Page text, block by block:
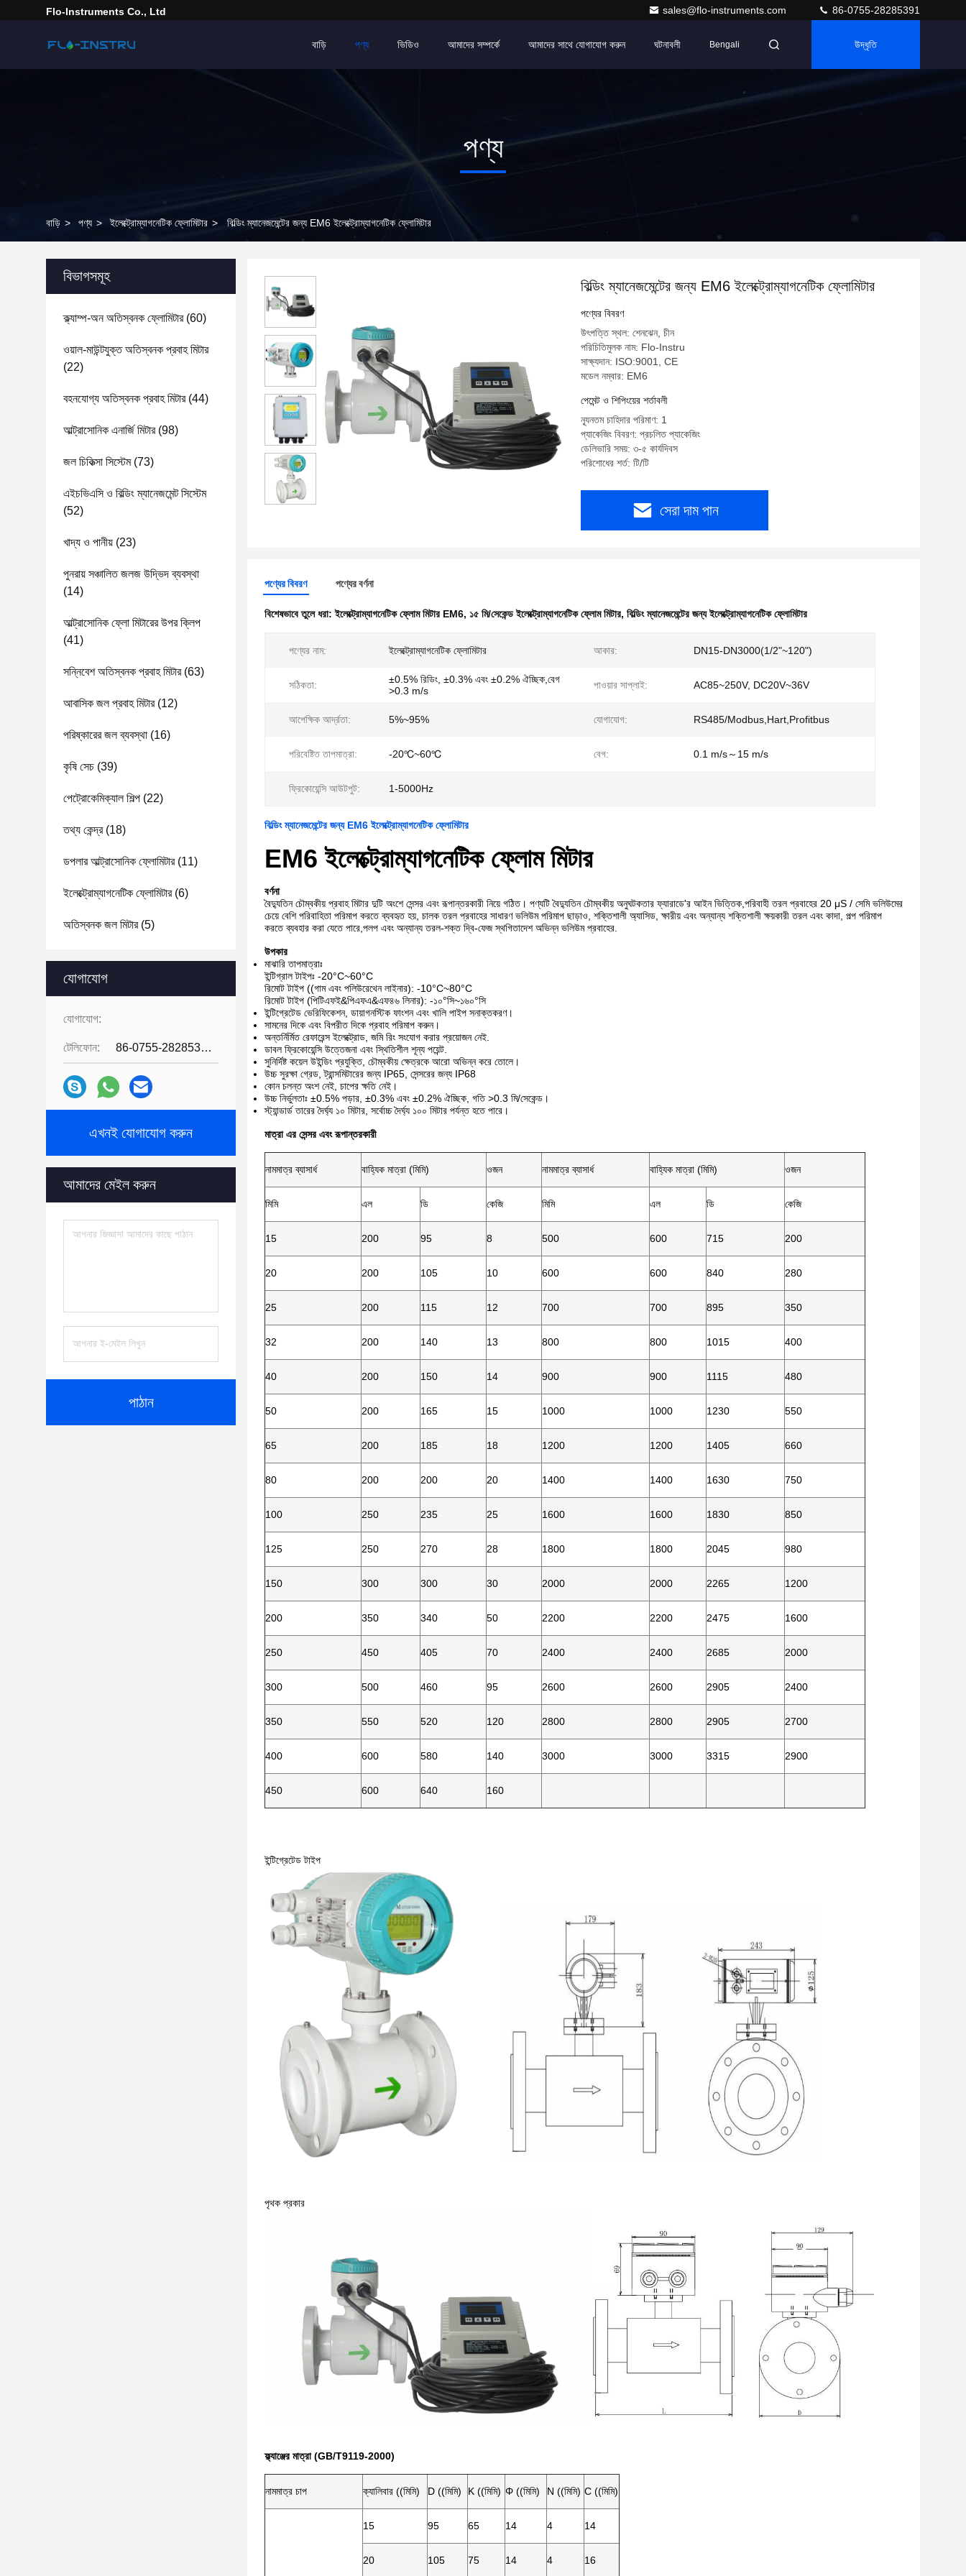
Flo-Instruments Co., Ltd sales@flo-instruments.com 86-0755-28285391
বাড়ি পণ্য ভিডিও আমাদের সম্পর্কে আমাদের সাথে যোগাযোগ করুন ঘটনাবলী Bengali উদ্ধৃতি
পণ্য
বাড়ি > পণ্য > ইলেক্ট্রোম্যাগনেটিক ফ্লোমিটার > বিল্ডিং ম্যানেজমেন্টের জন্য EM6 ইলেক্ট্রোম্যাগনেটিক ফ্লোমিটার
বিভাগসমূহ
ক্ল্যাম্প-অন অতিস্বনক ফ্লোমিটার(60)
ওয়াল-মাউন্টযুক্ত অতিস্বনক প্রবাহ মিটার
(22)
বহনযোগ্য অতিস্বনক প্রবাহ মিটার(44)
আল্ট্রাসোনিক এনার্জি মিটার(98)
জল চিকিত্সা সিস্টেম(73)
এইচভিএসি ও বিল্ডিং ম্যানেজমেন্ট সিস্টেম
(52)
খাদ্য ও পানীয় (23)
পুনরায় সঞ্চালিত জলজ উদ্ভিদ ব্যবস্থা
(14)
আল্ট্রাসোনিক ফ্লো মিটারের উপর ক্লিপ
(41)
সন্নিবেশ অতিস্বনক প্রবাহ মিটার(63)
আবাসিক জল প্রবাহ মিটার(12)
পরিষ্কারের জল ব্যবস্থা (16)
কৃষি সেচ (39)
পেট্রোকেমিক্যাল শিল্প (22)
তথ্য কেন্দ্র(18)
ডপলার আল্ট্রাসোনিক ফ্লোমিটার(11)
ইলেক্ট্রোম্যাগনেটিক ফ্লোমিটার(6)
অতিস্বনক জল মিটার(5)
যোগাযোগ
যোগাযোগ:
টেলিফোন: 86-0755-28285391
এখনই যোগাযোগ করুন
আমাদের মেইল করুন
পাঠান
বিল্ডিং ম্যানেজমেন্টের জন্য EM6 ইলেক্ট্রোম্যাগনেটিক ফ্লোমিটার
পণ্যের বিবরণ
উৎপত্তি স্থল: শেনঝেন, চীন
পরিচিতিমুলক নাম: Flo-Instru
সাক্ষ্যদান: ISO:9001, CE
মডেল নম্বার: EM6
পেমেন্ট ও শিপিংয়ের শর্তাবলী
ন্যূনতম চাহিদার পরিমাণ: 1
প্যাকেজিং বিবরণ: প্রচলিত প্যাকেজিং
ডেলিভারি সময়: ৩-৫ কার্যদিবস
পরিশোধের শর্ত: টি/টি
সেরা দাম পান
পণ্যের বিবরণ পণ্যের বর্ণনা
বিশেষভাবে তুলে ধরা:ইলেক্ট্রোম্যাগনেটিক ফ্লোম মিটার EM6, ১৫ মি/সেকেন্ড ইলেক্ট্রোম্যাগনেটিক ফ্লোম মিটার, বিল্ডিং ম্যানেজমেন্টের জন্য ইলেক্ট্রোম্যাগনেটিক ফ্লোমিটার
পণ্যের নাম: ইলেক্ট্রোম্যাগনেটিক ফ্লোমিটার আকার: DN15-DN3000(1/2"~120")
সঠিকতা:
±0.5% রিডিং, ±0.3% এবং ±0.2% ঐচ্ছিক,বেগ
>0.3 m/s
পাওয়ার সাপ্লাই: AC85~250V, DC20V~36V
আপেক্ষিক আর্দ্রতা: 5%~95% যোগাযোগ: RS485/Modbus,Hart,Profitbus
পরিবেষ্টিত তাপমাত্রা: -20℃~60℃ বেগ: 0.1 m/s～15 m/s
ফ্রিকোয়েন্সি আউটপুট: 1-5000Hz
বিল্ডিং ম্যানেজমেন্টের জন্য EM6 ইলেক্ট্রোম্যাগনেটিক ফ্লোমিটার
EM6 ইলেক্ট্রোম্যাগনেটিক ফ্লোম মিটার
বর্ণনা
বৈদ্যুতিন চৌম্বকীয় প্রবাহ মিটার দুটি অংশে সেন্সর এবং রূপান্তরকারী নিয়ে গঠিত। পণ্যটি বৈদ্যুতিন চৌম্বকীয় অনুঘটকতার ফ্যারাডে'র আইন ভিত্তিক,পরিবাহী তরল প্রবাহের 20 μS / সেমি ভলিউমের
চেয়ে বেশি পরিবাহিতা পরিমাপ করতে ব্যবহৃত হয়, চালক তরল প্রবাহের সাধারণ ভলিউম পরিমাপ ছাড়াও, শক্তিশালী অ্যাসিড, ক্ষারীয় এবং অন্যান্য শক্তিশালী ক্ষয়কারী তরল এবং কাদা, পল্প পরিমাপ
করতে ব্যবহার করা যেতে পারে,পলপ এবং অন্যান্য তরল-শক্ত দ্বি-ফেজ স্থগিতাদেশ অভিন্ন ভলিউম প্রবাহের.
উপকার
মাঝারি তাপমাত্রাঃ
ইন্টিগ্রাল টাইপঃ -20°C~60°C
রিমোট টাইপ ((গাম এবং পলিউরেথেন লাইনার): -10°C~80°C
রিমোট টাইপ (পিটিএফই&পিএফএ&এফ৪৬ লিনার): -১০°সি~১৬০°সি
ইন্টিগ্রেটেড ভেরিফিকেশন, ডায়াগনস্টিক ফাংশন এবং খালি পাইপ সনাক্তকরণ।
সামনের দিকে এবং বিপরীত দিকে প্রবাহ পরিমাপ করুন।
অন্তর্নির্মিত রেফারেন্স ইলেক্ট্রোড, জমি রিং সংযোগ করার প্রয়োজন নেই.
ডাবল ফ্রিকোয়েন্সি উত্তেজনা এবং স্থিতিশীল শূন্য পয়েন্ট.
সুনির্দিষ্ট কয়েল উইন্ডিং প্রযুক্তি, চৌম্বকীয় ক্ষেত্রকে আরো অভিন্ন করে তোলে।
উচ্চ সুরক্ষা গ্রেড, ট্রান্সমিটারের জন্য IP65, সেন্সরের জন্য IP68
কোন চলন্ত অংশ নেই, চাপের ক্ষতি নেই।
উচ্চ নির্ভুলতাঃ ±0.5% পড়ার, ±0.3% এবং ±0.2% ঐচ্ছিক, গতি >0.3 মি/সেকেন্ড।
স্ট্যান্ডার্ড তারের দৈর্ঘ্য ১০ মিটার, সর্বোচ্চ দৈর্ঘ্য ১০০ মিটার পর্যন্ত হতে পারে।
মাত্রা এর সেন্সর এবং রূপান্তরকারী
নামমাত্র ব্যাসার্ধ বাহ্যিক মাত্রা (মিমি) ওজন নামমাত্র ব্যাসার্ধ বাহ্যিক মাত্রা (মিমি) ওজন
মিমি এল ডি কেজি মিমি এল ডি কেজি
15 200 95 8 500 600 715 200
20 200 105 10 600 600 840 280
25 200 115 12 700 700 895 350
32 200 140 13 800 800 1015 400
40 200 150 14 900 900 1115 480
50 200 165 15 1000 1000 1230 550
65 200 185 18 1200 1200 1405 660
80 200 200 20 1400 1400 1630 750
100 250 235 25 1600 1600 1830 850
125 250 270 28 1800 1800 2045 980
150 300 300 30 2000 2000 2265 1200
200 350 340 50 2200 2200 2475 1600
250 450 405 70 2400 2400 2685 2000
300 500 460 95 2600 2600 2905 2400
350 550 520 120 2800 2800 2905 2700
400 600 580 140 3000 3000 3315 2900
450 600 640 160
ইন্টিগ্রেটেড টাইপ
পৃথক প্রকার
ফ্ল্যাঞ্জের মাত্রা (GB/T9119-2000)
নামমাত্র চাপ ক্যালিবার ((মিমি) D ((মিমি) K ((মিমি) Φ ((মিমি) N ((মিমি) C ((মিমি)
15 95 65 14 4 14
20 105 75 14 4 16